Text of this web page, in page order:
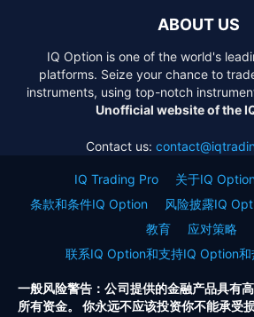
ABOUT US
IQ Option is one of the world's
platforms. Seize your chance to
instruments, using top-notch
Unofficial website of the
Contact us:
IQ Trading Pro 关于IQ Option
条款和条件IQ Option
风险披露IQ
教育
应对策略
联系IQ Option和支持IQ Option
一般风险警告：公司提供的金融产品具有
所有资金。 你永远不应该投资你不能承受损